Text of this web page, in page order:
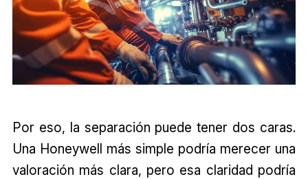
Por eso, la separación puede tener dos caras.
Una Honeywell más simple podría merecer una
valoración más clara, pero esa claridad podría